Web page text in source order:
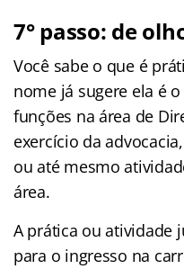
7° passo: de
Você sabe o que é
nome já sugere ela é
funções na área de
exercício da
ou até mesmo
área.
A prática ou atividade
para o ingresso na